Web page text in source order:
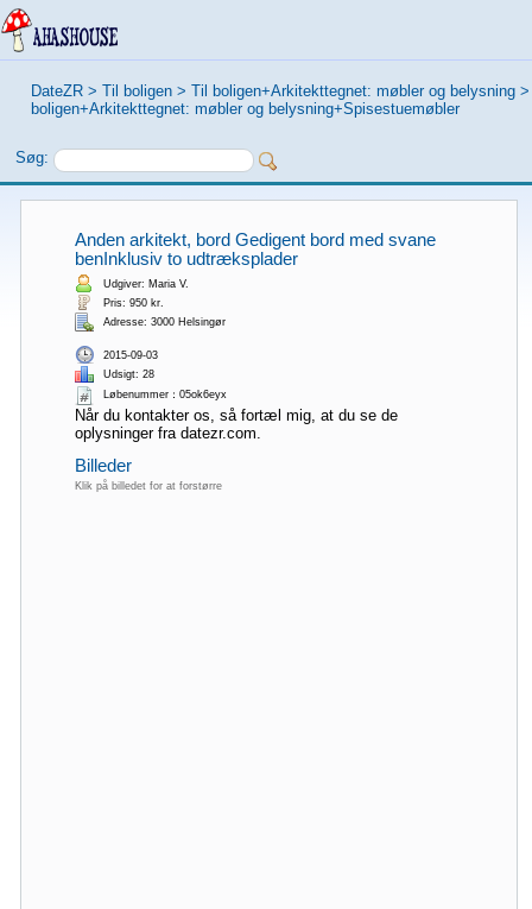
DateZR > Til boligen > Til boligen+Arkitekttegnet: møbler og belysning
boligen+Arkitekttegnet: møbler og belysning+Spisestuemøbler
Søg:
Anden arkitekt, bord Gedigent bord med svane
benInklusiv to udtræksplader
Udgiver: Maria V.
Pris: 950 kr.
Adresse: 3000 Helsingør
2015-09-03
Udsigt: 28
Løbenummer：05ok6eyx
Når du kontakter os, så fortæl mig, at du se de
oplysninger fra datezr.com.
Billeder
Klik på billedet for at forstørre